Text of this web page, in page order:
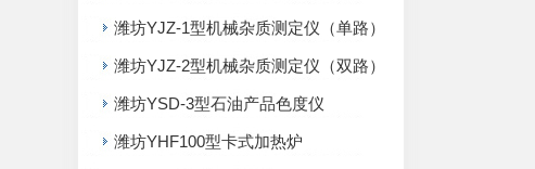
潍坊YJZ-1型机械杂质测定仪（单路）
潍坊YJZ-2型机械杂质测定仪（双路）
潍坊YSD-3型石油产品色度仪
潍坊YHF100型卡式加热炉